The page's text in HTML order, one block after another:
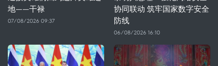
地——干禄
07/08/2026 09:37
协同联动 筑牢国家数字安全
防线
06/08/2026 16:10